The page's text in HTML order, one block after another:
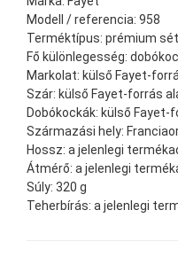
Modell / referencia: 958
Terméktípus: prémium
Fő különlegesség:
Markolat: külső Fayet-
Szár: külső Fayet-forrás
Dobókockák: külső Fayet-
Származási hely:
Hossz: a jelenlegi
Átmérő: a jelenlegi
Súly: 320 g
Teherbírás: a jelenlegi